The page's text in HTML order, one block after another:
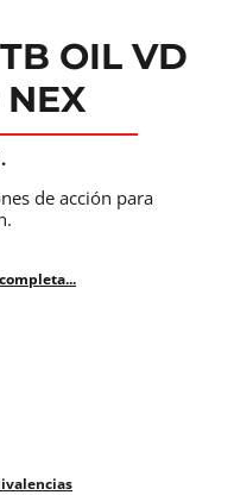
OIL VD
de acción para